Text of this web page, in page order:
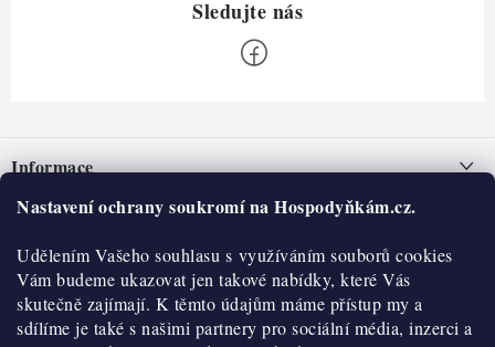
Nastavení ochrany soukromí na Hospodyňkám.cz.
Udělením Vašeho souhlasu s využíváním souborů cookies
Vám budeme ukazovat jen takové nabídky, které Vás
skutečně zajímají. K těmto údajům máme přístup my a
sdílíme je také s našimi partnery pro sociální média, inzerci a
pInformace
Nepřevzetí zásilky na dobírku
Obchodní podmínky
Hodnocení obchodu
Blog
O nás
Historie
Kontakty
O nákupu
Reklamace a vratky